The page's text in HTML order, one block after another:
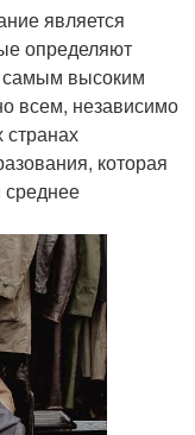
является
определяют
самым высоким
всем, независимо
странах
которая
среднее